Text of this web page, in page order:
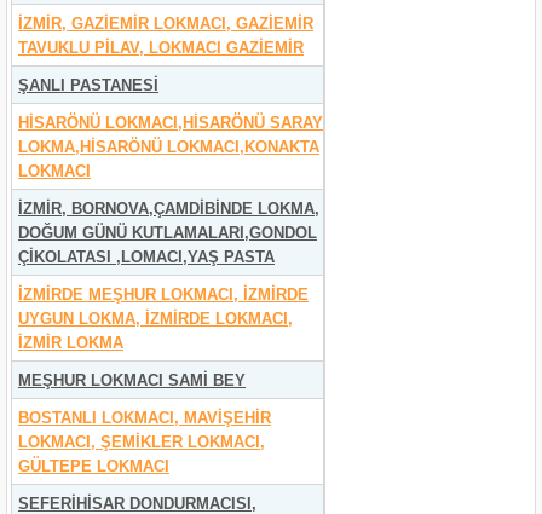
İZMİR, GAZİEMİR LOKMACI, GAZİEMİR
TAVUKLU PİLAV, LOKMACI GAZİEMİR
ŞANLI PASTANESİ
HİSARÖNÜ LOKMACI,HİSARÖNÜ SARAY
LOKMA,HİSARÖNÜ LOKMACI,KONAKTA
LOKMACI
İZMİR, BORNOVA,ÇAMDİBİNDE LOKMA,
DOĞUM GÜNÜ KUTLAMALARI,GONDOL
ÇİKOLATASI ,LOMACI,YAŞ PASTA
İZMİRDE MEŞHUR LOKMACI, İZMİRDE
UYGUN LOKMA, İZMİRDE LOKMACI,
İZMİR LOKMA
MEŞHUR LOKMACI SAMİ BEY
BOSTANLI LOKMACI, MAVİŞEHİR
LOKMACI, ŞEMİKLER LOKMACI,
GÜLTEPE LOKMACI
SEFERİHİSAR DONDURMACISI,